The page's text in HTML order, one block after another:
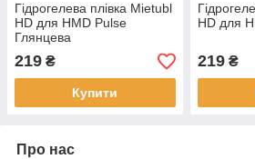
Гідрогелева плівка Mietubl
HD для HMD Pulse
Глянцева
219 ₴
Купити
HD для
219₴
Про нас